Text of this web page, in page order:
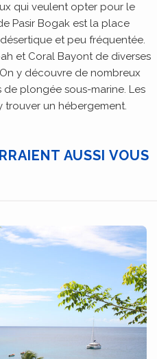
qui veulent opter pour le
Pasir Bogak est la place
et peu fréquentée.
et Coral Bayont de diverses
y découvre de nombreux
plongée sous-marine. Les
trouver un hébergement.
AUSSI VOUS